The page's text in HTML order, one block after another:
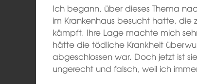
Ich begann, über dieses Thema
im Krankenhaus besucht hatte, die
kämpft. Ihre Lage machte mich
hätte die tödliche Krankheit
abgeschlossen war. Doch jetzt ist
ungerecht und falsch, weil ich